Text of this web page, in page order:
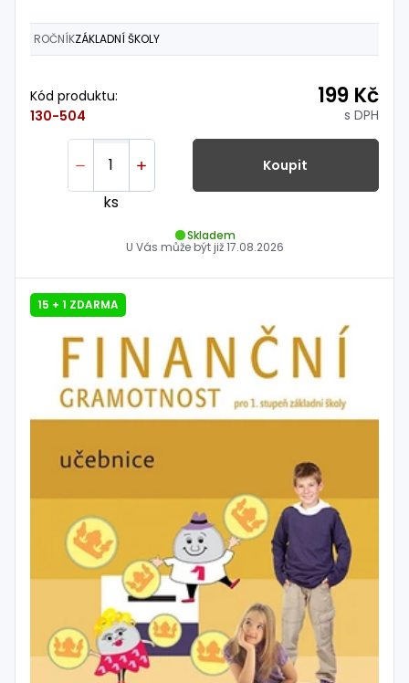
ROČNÍKZÁKLADNÍ ŠKOLY
Kód produktu:
130-504
199 Kč
s DPH
ks
Koupit
Skladem
U Vás může být již17.08.2026
15 + 1 ZDARMA